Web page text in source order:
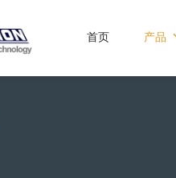
首页 产品